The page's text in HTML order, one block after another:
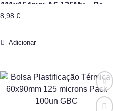
111x154mm A6 125My – Pack
8,98 €
Adicionar